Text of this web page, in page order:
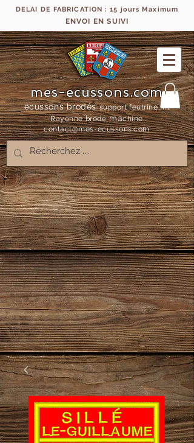
DELAI DE FABRICATION : 15 jours Maximum
ENVOI EN SUIVI
mes-ecussons.com
écussons brodés support feutrine, fil
Rayonne brodémachine
contact@mes-ecussons.com